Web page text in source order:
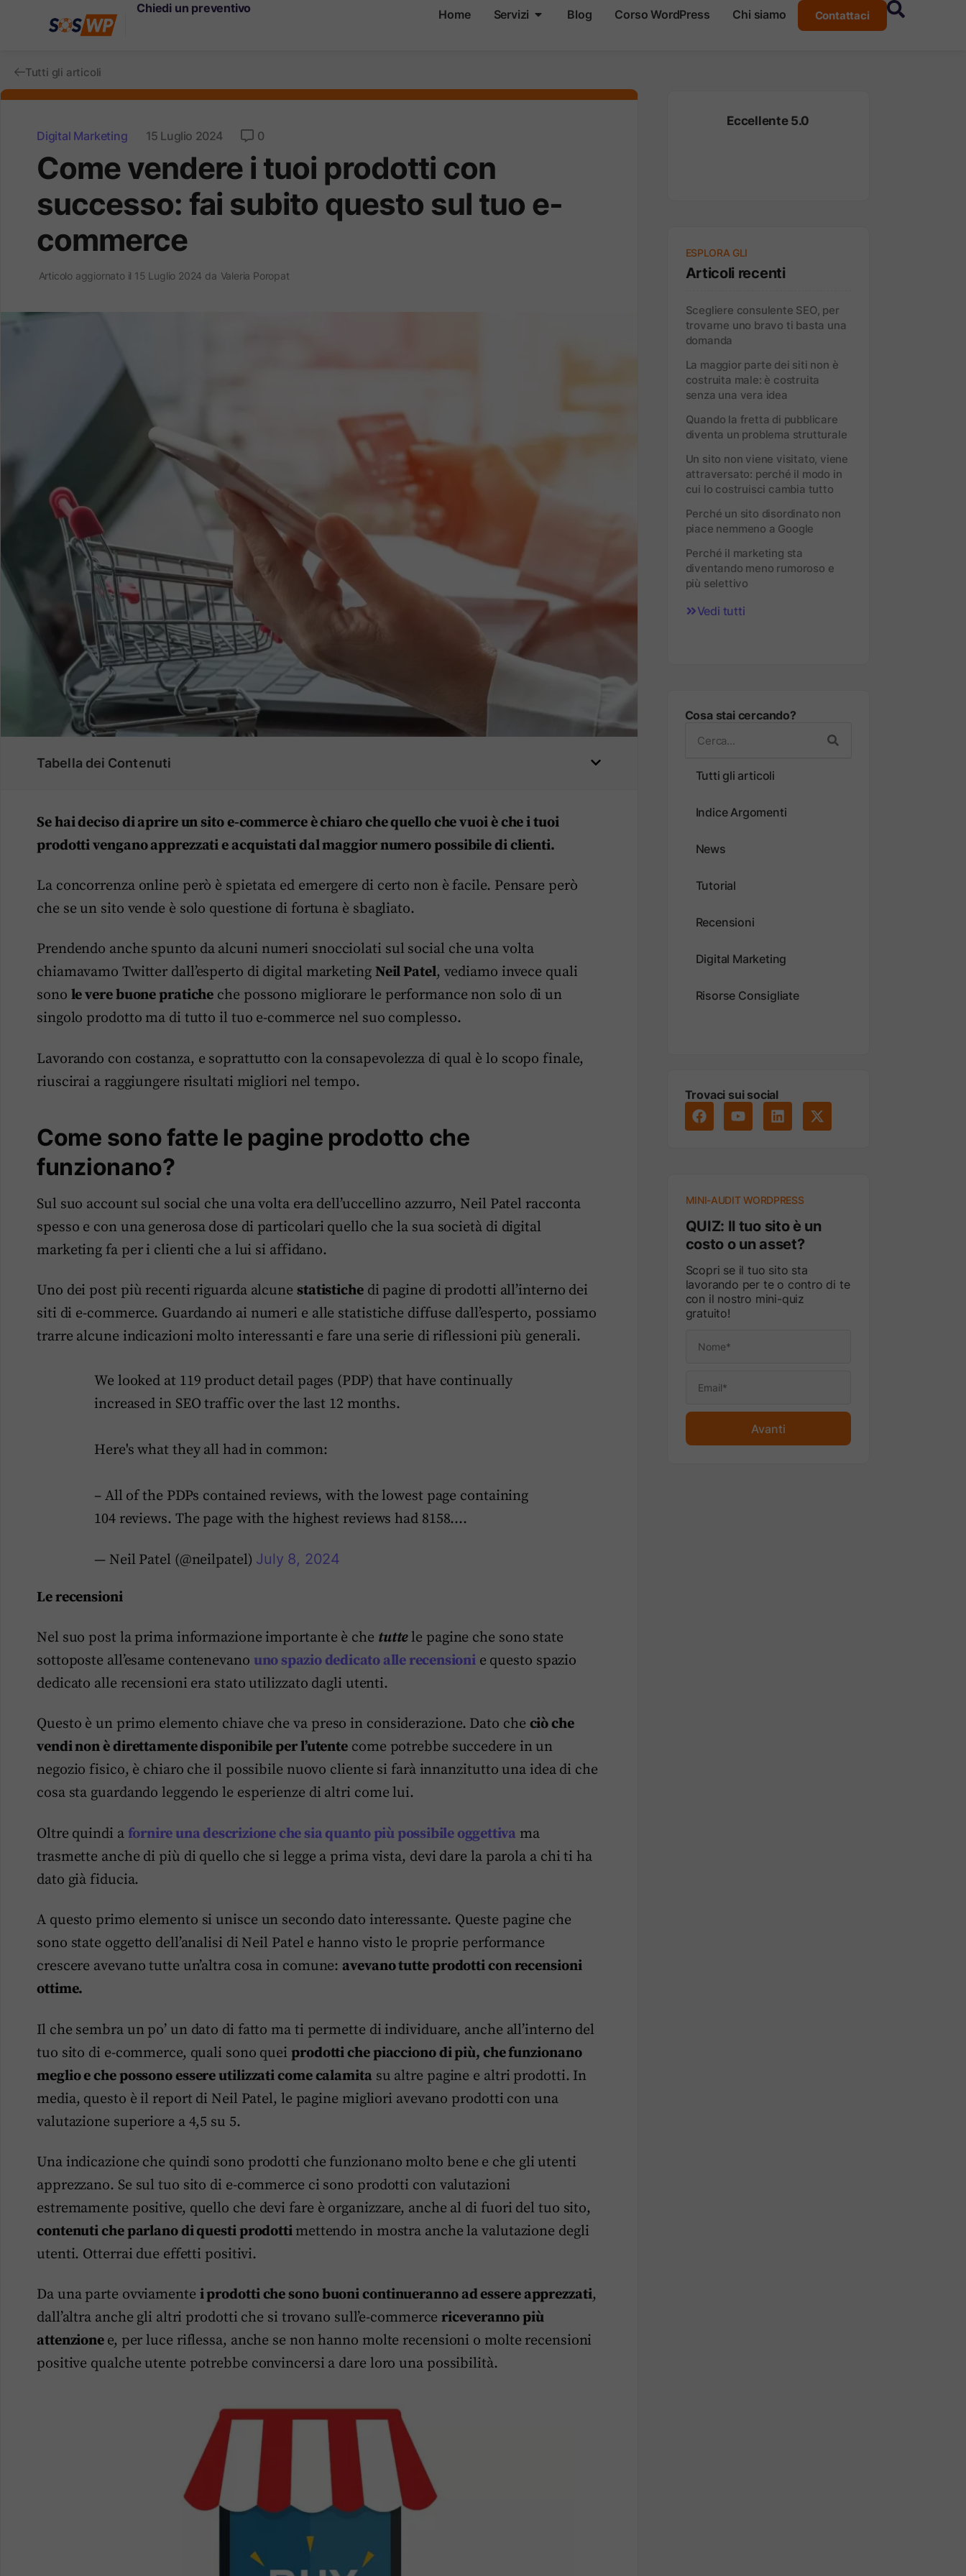
Home Servizi Blog Corso WordPress Chi siamo Contattaci
Chiedi un preventivo
Tutti gli articoli
Digital Marketing 15 Luglio 2024 0
Come vendere i tuoi prodotti con
successo: fai subito questo sul tuo e-
commerce
Articolo aggiornato il 15 Luglio 2024 da Valeria Poropat
Tabella dei Contenuti
Se hai deciso di aprire un sito e-commerce è chiaro che quello che vuoi è che i tuoi
prodotti vengano apprezzati e acquistati dal maggior numero possibile di clienti.
La concorrenza online però è spietata ed emergere di certo non è facile. Pensare però
che se un sito vende è solo questione di fortuna è sbagliato.
Prendendo anche spunto da alcuni numeri snocciolati sul social che una volta
chiamavamo Twitter dall’esperto di digital marketing Neil Patel, vediamo invece quali
sono le vere buone pratiche che possono migliorare le performance non solo di un
singolo prodotto ma di tutto il tuo e-commerce nel suo complesso.
Lavorando con costanza, e soprattutto con la consapevolezza di qual è lo scopo finale,
riuscirai a raggiungere risultati migliori nel tempo.
Come sono fatte le pagine prodotto che
funzionano?
Sul suo account sul social che una volta era dell’uccellino azzurro, Neil Patel racconta
spesso e con una generosa dose di particolari quello che la sua società di digital
marketing fa per i clienti che a lui si affidano.
Uno dei post più recenti riguarda alcune statistichedi pagine di prodotti all’interno dei
siti di e-commerce. Guardando ai numeri e alle statistiche diffuse dall’esperto, possiamo
trarre alcune indicazioni molto interessanti e fare una serie di riflessioni più generali.
We looked at 119 product detail pages (PDP) that have continually
increased in SEO traffic over the last 12 months.
Here's what they all had in common:
– All of the PDPs contained reviews, with the lowest page containing
104 reviews. The page with the highest reviews had 8158.…
— Neil Patel (@neilpatel) July 8, 2024
Le recensioni
Nel suo post la prima informazione importante è che tuttele pagine che sono state
sottoposte all’esame contenevano uno spazio dedicato alle recensionie questo spazio
dedicato alle recensioni era stato utilizzato dagli utenti.
Questo è un primo elemento chiave che va preso in considerazione. Dato che ciò che
vendi non è direttamente disponibile per l’utente come potrebbe succedere in un
negozio fisico, è chiaro che il possibile nuovo cliente si farà innanzitutto una idea di che
cosa sta guardando leggendo le esperienze di altri come lui.
Oltre quindi a fornire una descrizione che sia quanto più possibile oggettiva ma
trasmette anche di più di quello che si legge a prima vista, devi dare la parola a chi ti ha
dato già fiducia.
A questo primo elemento si unisce un secondo dato interessante. Queste pagine che
sono state oggetto dell’analisi di Neil Patel e hanno visto le proprie performance
crescere avevano tutte un’altra cosa in comune:avevano tutte prodotti con recensioni
ottime.
Il che sembra un po’ un dato di fatto ma ti permette di individuare, anche all’interno del
tuo sito di e-commerce, quali sono quei prodotti che piacciono di più, che funzionano
meglio e che possono essere utilizzati come calamitasu altre pagine e altri prodotti. In
media, questo è il report di Neil Patel, le pagine migliori avevano prodotti con una
valutazione superiore a 4,5 su 5.
Una indicazione che quindi sono prodotti che funzionano molto bene e che gli utenti
apprezzano. Se sul tuo sito di e-commerce ci sono prodotti con valutazioni
estremamente positive, quello che devi fare è organizzare, anche al di fuori del tuo sito,
contenuti che parlano di questi prodotti mettendo in mostra anche la valutazione degli
utenti. Otterrai due effetti positivi.
Da una parte ovviamente i prodotti che sono buoni continueranno ad essere apprezzati,
dall’altra anche gli altri prodotti che si trovano sull’e-commercericeveranno più
attenzione e, per luce riflessa, anche se non hanno molte recensioni o molte recensioni
positive qualche utente potrebbe convincersi a dare loro una possibilità.
Eccellente 5.0
ESPLORA GLI
Articoli recenti
Scegliere consulente SEO, per
trovarne uno bravo ti basta una
domanda
La maggior parte dei siti non è
costruita male: è costruita
senza una vera idea
Quando la fretta di pubblicare
diventa un problema strutturale
Un sito non viene visitato, viene
attraversato: perché il modo in
cui lo costruisci cambia tutto
Perché un sito disordinato non
piace nemmeno a Google
Perché il marketing sta
diventando meno rumoroso e
più selettivo
Vedi tutti
Cosa stai cercando?
Tutti gli articoli
Indice Argomenti
News
Tutorial
Recensioni
Digital Marketing
Risorse Consigliate
Trovaci sui social
MINI-AUDIT WORDPRESS
QUIZ: Il tuo sito è un
costo o un asset?
Scopri se il tuo sito sta
lavorando per te o contro di te
con il nostro mini-quiz
gratuito!
Avanti